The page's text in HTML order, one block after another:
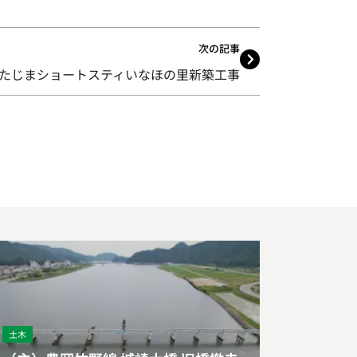
次の記事
じまショートスティいなほの里新築工事
土木